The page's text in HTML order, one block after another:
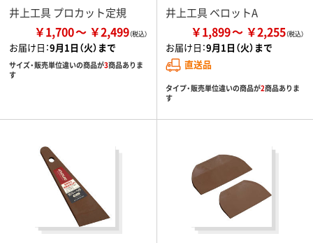
井上工具 プロカット定規
￥1,700 ￥2,499
お届け日：9月1日（火）まで
サイズ・販売単位違いの商品が3商品ありま
す
井上工具 ベロットA
￥1,899 ￥2,255
お届け日：9月1日（火）まで
直送品
タイプ・販売単位違いの商品が2商品ありま
す